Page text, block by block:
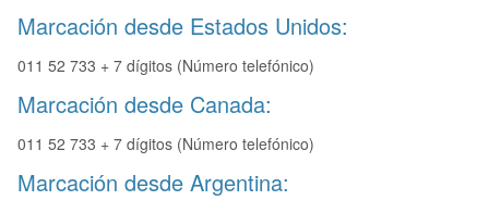
Marcación desde Estados Unidos:
011 52 733 + 7 dígitos (Número telefónico)
Marcación desde Canada:
011 52 733 + 7 dígitos (Número telefónico)
Marcación desde Argentina: